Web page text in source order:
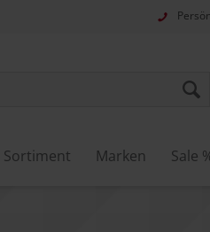
Sortiment Marken Sale